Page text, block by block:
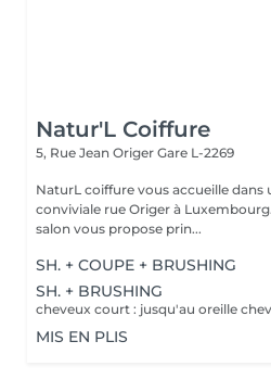
Natur'L Coiffure
5, Rue Jean Origer Gare L-2269
NaturL coiffure vous accueille dans
conviviale rue Origer à Luxembourg. (à
salon vous propose prin...
SH. + COUPE + BRUSHING
SH. + BRUSHING
cheveux court : jusqu'au oreille
MIS EN PLIS